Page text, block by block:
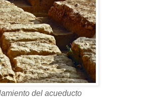
del acueducto